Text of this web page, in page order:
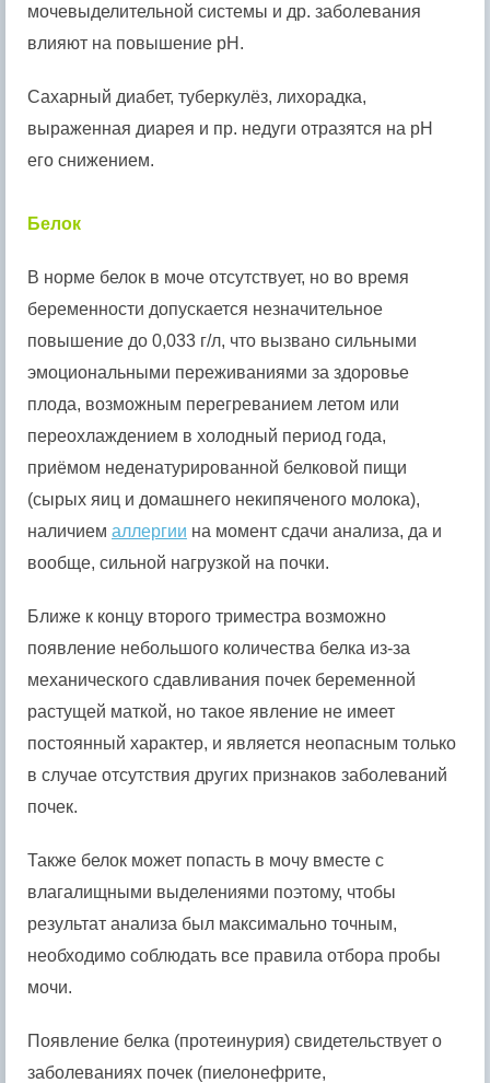
мочевыделительной системы и др. заболевания
влияют на повышение pH.
Сахарный диабет, туберкулёз, лихорадка,
выраженная диарея и пр. недуги отразятся на pH
его снижением.
Белок
В норме белок в моче отсутствует, но во время
беременности допускается незначительное
повышение до 0,033 г/л, что вызвано сильными
эмоциональными переживаниями за здоровье
плода, возможным перегреванием летом или
переохлаждением в холодный период года,
приёмом неденатурированной белковой пищи
(сырых яиц и домашнего некипяченого молока),
наличием аллергии на момент сдачи анализа, да и
вообще, сильной нагрузкой на почки.
Ближе к концу второго триместра возможно
появление небольшого количества белка из-за
механического сдавливания почек беременной
растущей маткой, но такое явление не имеет
постоянный характер, и является неопасным только
в случае отсутствия других признаков заболеваний
почек.
Также белок может попасть в мочу вместе с
влагалищными выделениями поэтому, чтобы
результат анализа был максимально точным,
необходимо соблюдать все правила отбора пробы
мочи.
Появление белка (протеинурия) свидетельствует о
заболеваниях почек (пиелонефрите,